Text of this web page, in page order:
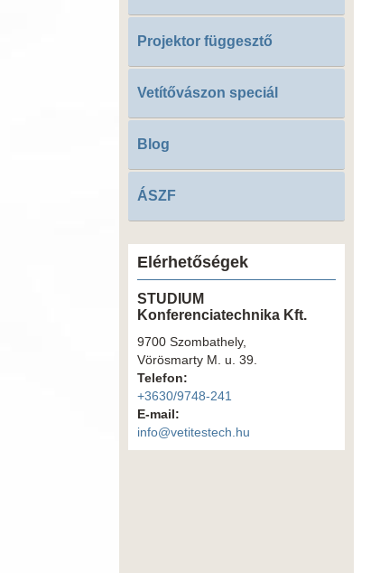
Projektor függesztő
Vetítővászon speciál
Blog
ÁSZF
Elérhetőségek
STUDIUM
Konferenciatechnika Kft.
9700 Szombathely,
Vörösmarty M. u. 39.
Telefon:
+3630/9748-241
E-mail:
info@vetitestech.hu